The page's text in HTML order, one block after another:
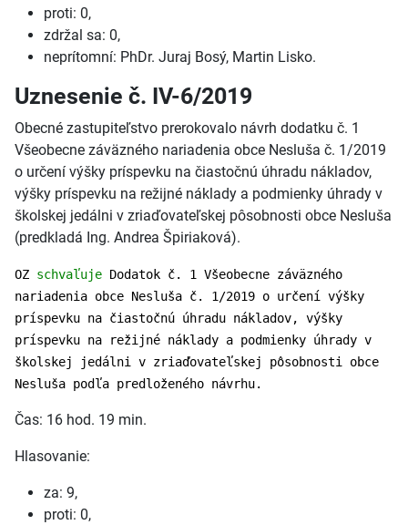
proti: 0,
zdržal sa: 0,
neprítomní: PhDr. Juraj Bosý, Martin Lisko.
Uznesenie č. IV-6/2019
Obecné zastupiteľstvo prerokovalo návrh dodatku č. 1
Všeobecne záväzného nariadenia obce Nesluša č. 1/2019
o určení výšky príspevku na čiastočnú úhradu nákladov,
výšky príspevku na režijné náklady a podmienky úhrady v
školskej jedálni v zriaďovateľskej pôsobnosti obce Nesluša
(predkladá Ing. Andrea Špiriaková).
OZ schvaľuje Dodatok č. 1 Všeobecne záväzného
nariadenia obce Nesluša č. 1/2019 o určení výšky
príspevku na čiastočnú úhradu nákladov, výšky
príspevku na režijné náklady a podmienky úhrady v
školskej jedálni v zriaďovateľskej pôsobnosti obce
Nesluša podľa predloženého návrhu.
Čas: 16 hod. 19 min.
Hlasovanie:
za: 9,
proti: 0,